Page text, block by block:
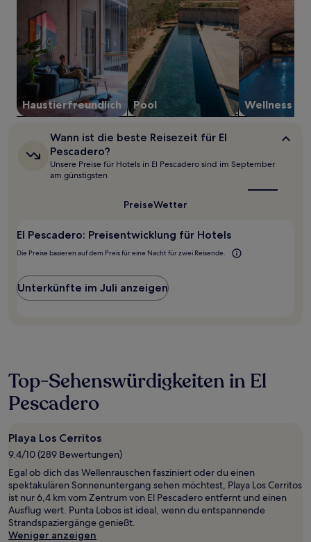
1 Übernachtung
von
2 Erwachsenen
gefunden
wurde.
Preise
und
Verfügbarkeiten
können
sich
können
zusätzliche
Bedingungen
Haustier­freundlich Pool Wellness
Wann
ist
die
beste
Reisezeit
Wann ist die beste Reisezeit für El
Pescadero?
Unsere Preise für Hotels in El Pescadero sind im September
am günstigsten
PreiseWetter
El Pescadero: Preisentwicklung für Hotels
Die Preise basieren auf dem Preis für eine Nacht für zwei Reisende.
Unterkünfte im Juli anzeigen
Top-Sehenswürdigkeiten in El
Pescadero
Playa Los Cerritos
9.4/10 (289 Bewertungen)
Egal ob dich das Wellenrauschen fasziniert oder du einen
spektakulären Sonnenuntergang sehen möchtest, Playa Los Cerritos
ist nur 6,4 km vom Zentrum von El Pescadero entfernt und einen
Ausflug wert. Punta Lobos ist ideal, wenn du entspannende
Strandspaziergänge genießt.
Weniger anzeigen